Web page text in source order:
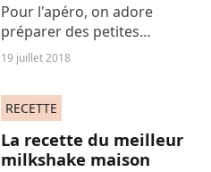
Pour l'apéro, on adore
préparer des petites
bouchées à partager. On
s'inspire de la recette des
cannelés bordelais et on les
twiste en version salé. Avec
du basilic et du parmesan,...
19 juillet 2018
RECETTE
La recette du meilleur
milkshake maison